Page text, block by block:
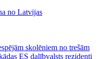
no Latvijas
skolēniem no trešām
ES dalībvalsts rezidenti